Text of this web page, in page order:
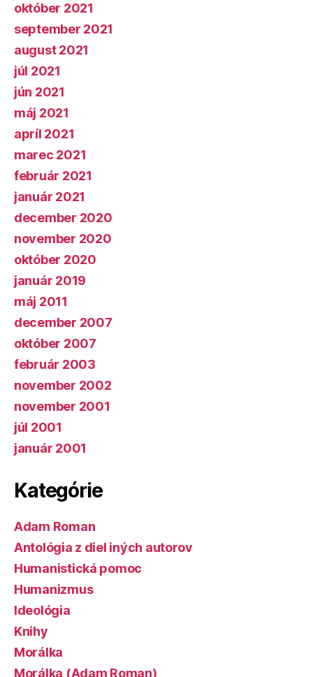
október 2021
september 2021
august 2021
júl 2021
jún 2021
máj 2021
apríl 2021
marec 2021
február 2021
január 2021
december 2020
november 2020
október 2020
január 2019
máj 2011
december 2007
október 2007
február 2003
november 2002
november 2001
júl 2001
január 2001
Kategórie
Adam Roman
Antológia z diel iných autorov
Humanistická pomoc
Humanizmus
Ideológia
Knihy
Morálka
Morálka (Adam Roman)